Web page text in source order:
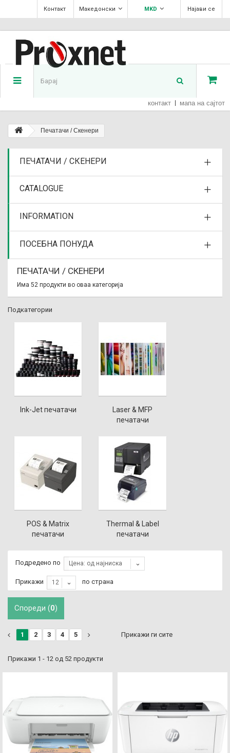
Најави се
MKD
Македонски
Контакт
контакт мапа на сајтот
Печатачи / Скенери
ПЕЧАТАЧИ / СКЕНЕРИ
CATALOGUE
INFORMATION
ПОСЕБНА ПОНУДА
ПЕЧАТАЧИ / СКЕНЕРИ
Има 52 продукти во оваа категорија
Подкатегории
Ink-Jet печатачи
Laser & MFP
печатачи
POS & Matrix
печатачи
Thermal & Label
печатачи
Подредено по Цена: од најниска
Прикажи 12 по страна
Спореди (0)
Прикажи ги сите
1 2 3 4 5
Прикажи 1 - 12 од 52 продукти